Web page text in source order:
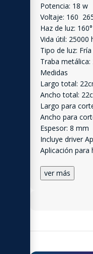
Potencia: 18 w
Voltaje: 160 
Haz de luz: 160°
Vida útil: 25000
Tipo de luz:
Traba metálica:
Medidas
Largo total:
Ancho total:
Largo para
Ancho para
Espesor: 8 mm
Incluye driver
Aplicación
ver más